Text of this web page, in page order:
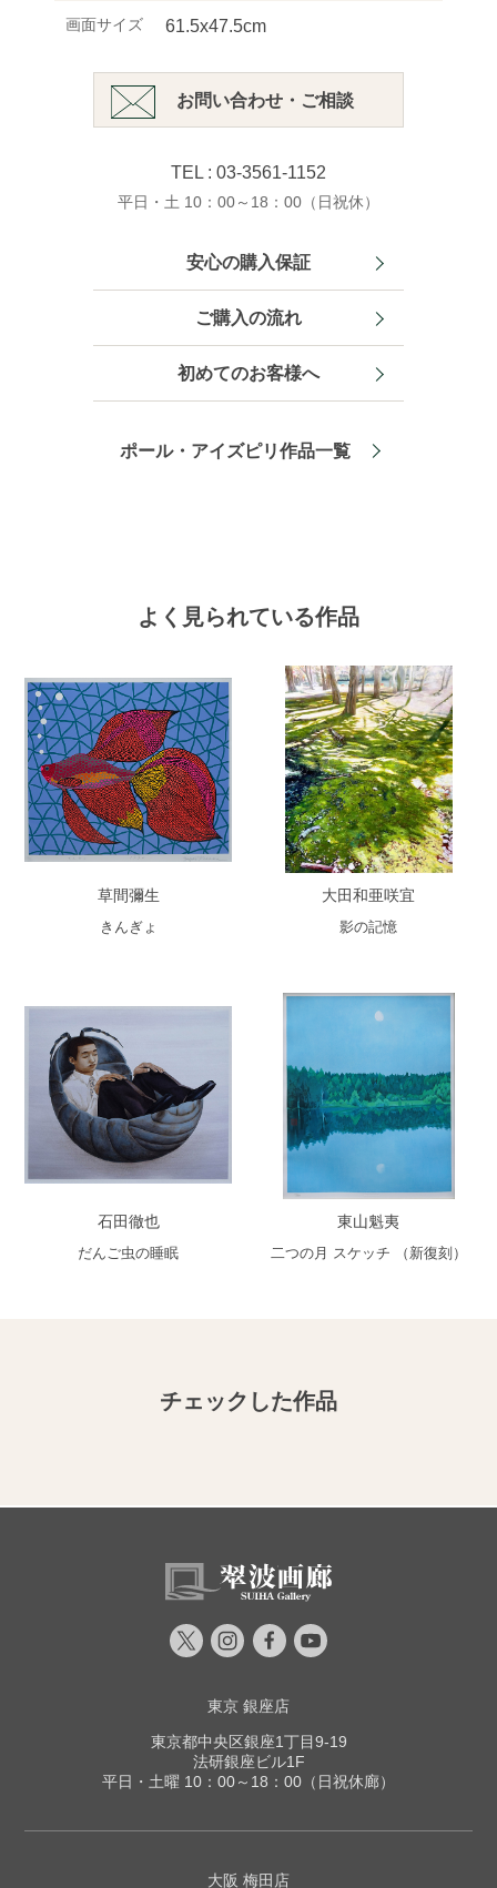
画面サイズ 61.5x47.5cm
お問い合わせ・ご相談
TEL : 03-3561-1152
平日・土 10：00～18：00（日祝休）
安心の購入保証
ご購入の流れ
初めてのお客様へ
ポール・アイズピリ作品一覧
よく見られている作品
草間彌生
きんぎょ
大田和亜咲宜
影の記憶
石田徹也
だんご虫の睡眠
東山魁夷
二つの月 スケッチ （新復刻）
チェックした作品
東京 銀座店
東京都中央区銀座1丁目9-19
法研銀座ビル1F
平日・土曜 10：00～18：00（日祝休廊）
大阪 梅田店